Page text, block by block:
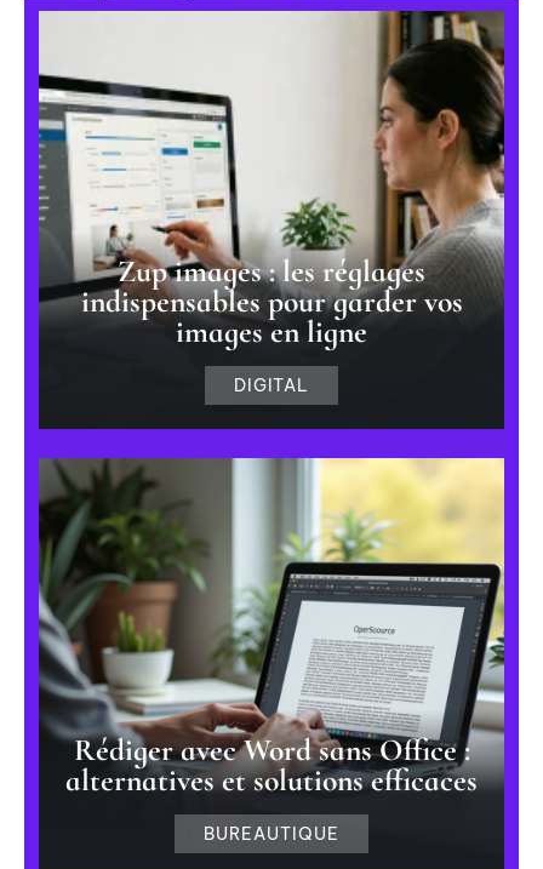
Zup images : les réglages
indispensables pour garder vos
images en ligne
DIGITAL
Rédiger avec Word sans Office :
alternatives et solutions efficaces
BUREAUTIQUE